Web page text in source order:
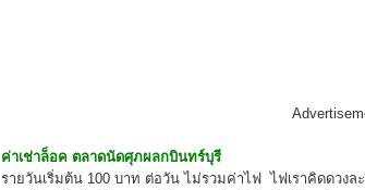
ค่าเช่าล็อค ตลาดนัดศุภผลกบินทร์บุรี
รายวันเริ่มต้น 100 บาท ต่อวัน ไม่รวมค่าไฟ ไฟเราคิดดวงล